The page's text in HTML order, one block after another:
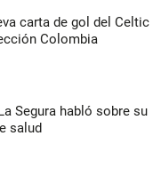
carta de gol del Celtic
Colombia
Segura habló sobre su
salud